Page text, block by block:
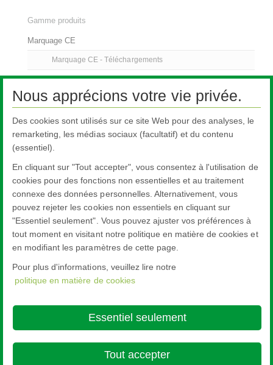
Gamme produits
Marquage CE
Marquage CE - Téléchargements
Editez les fiches produits
FAQs
Newsletter
Developpement durable
Glossaire
Nous contacter
NSGTEC™
Head Office - 3-5-27 Mita Minato-ku Tokyo
Nous apprécions votre vie privée.
Des cookies sont utilisés sur ce site Web pour des analyses, le
remarketing, les médias sociaux (facultatif) et du contenu
(essentiel).
En cliquant sur "Tout accepter", vous consentez à l'utilisation de
cookies pour des fonctions non essentielles et au traitement
connexe des données personnelles. Alternativement, vous
pouvez rejeter les cookies non essentiels en cliquant sur
"Essentiel seulement". Vous pouvez ajuster vos préférences à
tout moment en visitant notre politique en matière de cookies et
en modifiant les paramètres de cette page.
Pour plus d'informations, veuillez lire notre
politique en matière de cookies
Essentiel seulement
Tout accepter